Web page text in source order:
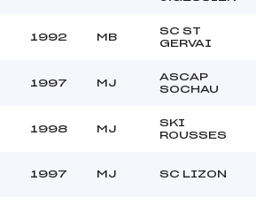
Ouvreurs A :
Température départ :
1992 MB
SC ST
GERVAI
1997 MJ
ASCAP
SOCHAU
1998 MJ
SKI
ROUSSES
1997 MJ SC LIZON